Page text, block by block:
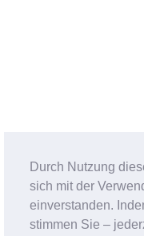
Durch Nutzung
sich mit der
einverstanden.
stimmen Sie –